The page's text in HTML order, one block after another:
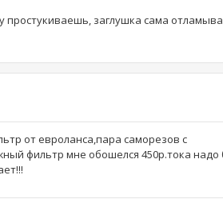
заглушка сама
от евроланса,пара саморезов с
фильтр мне обошелся 450р.тока надо